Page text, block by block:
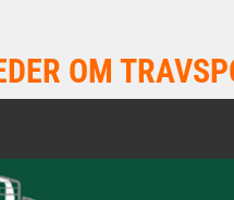
OM